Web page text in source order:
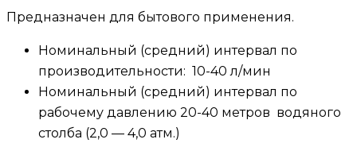
Предназначен для бытового применения.
Номинальный (средний) интервал по
производительности: 10-40 л/мин
Номинальный (средний) интервал по
рабочему давлению 20-40 метров водяного
столба (2,0 — 4,0 атм.)